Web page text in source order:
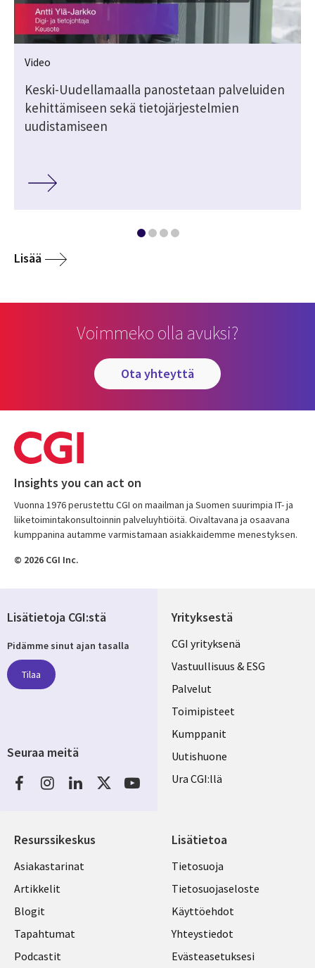
Video
Keski-Uudellamaalla panostetaan palveluiden
kehittämiseen sekä tietojärjestelmien
uudistamiseen
Lisää
Voimmeko olla avuksi?
ota yhteyttä
Insights you can act on
Vuonna 1976 perustettu CGI on maailman ja Suomen suurimpia IT- ja
liiketoimintakonsultoinnin palveluyhtiöitä. Oivaltavana ja osaavana
kumppanina autamme varmistamaan asiakkaidemme menestyksen.
© 2026 CGI Inc.
Yrityksestä
Useful
links
FINLAND
CGI yrityksenä
Vastuullisuus & ESG
Palvelut
Toimipisteet
Kumppanit
Uutishuone
Ura CGI:llä
Resurssikeskus
Library
Links
FINLAND
Asiakastarinat
Artikkelit
Blogit
Tapahtumat
Podcastit
Lisätietoa
Legal
FINLAND
Tietosuoja
Tietosuojaseloste
Käyttöehdot
Yhteystiedot
Evästeasetuksesi
Lisätietoja CGI:stä
Pidämme sinut ajan tasalla
Tilaa
Seuraa meitä
Social
Media